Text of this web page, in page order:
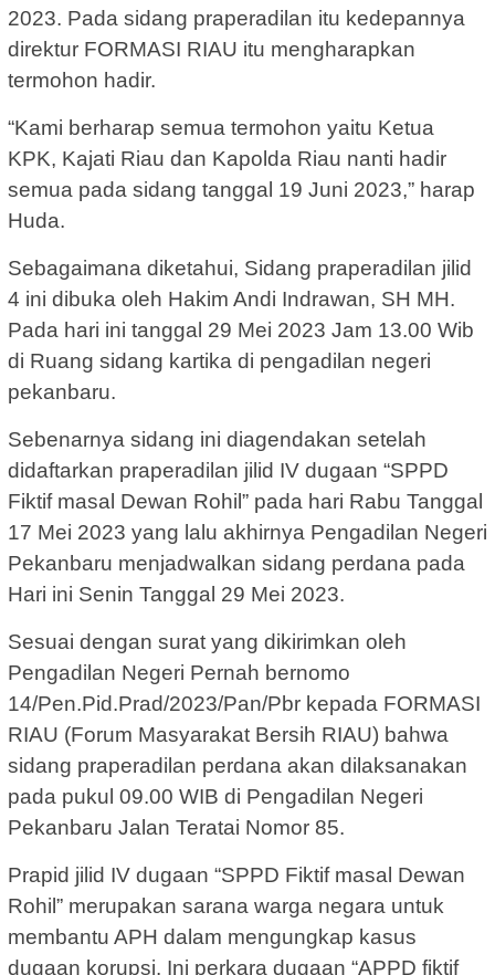
2023. Pada sidang praperadilan itu kedepannya
direktur FORMASI RIAU itu mengharapkan
termohon hadir.
“Kami berharap semua termohon yaitu Ketua
KPK, Kajati Riau dan Kapolda Riau nanti hadir
semua pada sidang tanggal 19 Juni 2023,” harap
Huda.
Sebagaimana diketahui, Sidang praperadilan jilid
4 ini dibuka oleh Hakim Andi Indrawan, SH MH.
Pada hari ini tanggal 29 Mei 2023 Jam 13.00 Wib
di Ruang sidang kartika di pengadilan negeri
pekanbaru.
Sebenarnya sidang ini diagendakan setelah
didaftarkan praperadilan jilid IV dugaan “SPPD
Fiktif masal Dewan Rohil” pada hari Rabu Tanggal
17 Mei 2023 yang lalu akhirnya Pengadilan Negeri
Pekanbaru menjadwalkan sidang perdana pada
Hari ini Senin Tanggal 29 Mei 2023.
Sesuai dengan surat yang dikirimkan oleh
Pengadilan Negeri Pernah bernomo
14/Pen.Pid.Prad/2023/Pan/Pbr kepada FORMASI
RIAU (Forum Masyarakat Bersih RIAU) bahwa
sidang praperadilan perdana akan dilaksanakan
pada pukul 09.00 WIB di Pengadilan Negeri
Pekanbaru Jalan Teratai Nomor 85.
Prapid jilid IV dugaan “SPPD Fiktif masal Dewan
Rohil” merupakan sarana warga negara untuk
membantu APH dalam mengungkap kasus
dugaan korupsi. Ini perkara dugaan “APPD fiktif